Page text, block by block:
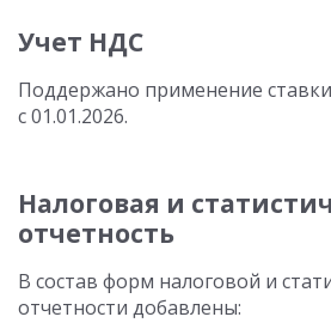
Учет НДС
Поддержано применение
с 01.01.2026.
Налоговая и
отчетность
В состав форм налоговой и
отчетности добавлены: